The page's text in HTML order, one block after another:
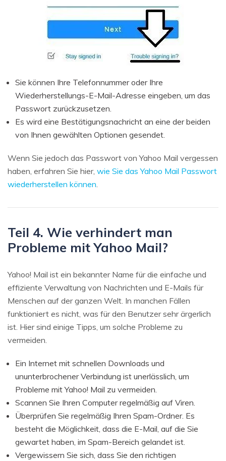
Sie können Ihre Telefonnummer oder Ihre
Wiederherstellungs-E-Mail-Adresse eingeben, um das
Passwort zurückzusetzen.
Es wird eine Bestätigungsnachricht an eine der beiden
von Ihnen gewählten Optionen gesendet.
Wenn Sie jedoch das Passwort von Yahoo Mail vergessen
haben, erfahren Sie hier, wie Sie das Yahoo Mail Passwort
wiederherstellen können.
Teil 4. Wie verhindert man
Probleme mit Yahoo Mail?
Yahoo! Mail ist ein bekannter Name für die einfache und
effiziente Verwaltung von Nachrichten und E-Mails für
Menschen auf der ganzen Welt. In manchen Fällen
funktioniert es nicht, was für den Benutzer sehr ärgerlich
ist. Hier sind einige Tipps, um solche Probleme zu
vermeiden.
Ein Internet mit schnellen Downloads und
ununterbrochener Verbindung ist unerlässlich, um
Probleme mit Yahoo! Mail zu vermeiden.
Scannen Sie Ihren Computer regelmäßig auf Viren.
Überprüfen Sie regelmäßig Ihren Spam-Ordner. Es
besteht die Möglichkeit, dass die E-Mail, auf die Sie
gewartet haben, im Spam-Bereich gelandet ist.
Vergewissern Sie sich, dass Sie den richtigen